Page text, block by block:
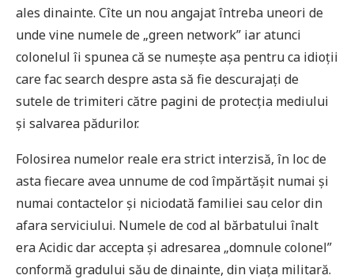
ales dinainte. Cîte un nou angajat întreba uneori de
unde vine numele de „green network” iar atunci
colonelul îi spunea că se numește așa pentru ca idioții
care fac search despre asta să fie descurajați de
sutele de trimiteri către pagini de protecția mediului
și salvarea pădurilor.
Folosirea numelor reale era strict interzisă, în loc de
asta fiecare avea unnume de cod împărtășit numai și
numai contactelor și niciodată familiei sau celor din
afara serviciului. Numele de cod al bărbatului înalt
era Acidic dar accepta și adresarea „domnule colonel”
conformă gradului său de dinainte, din viața militară.